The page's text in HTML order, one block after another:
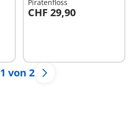
Piratenfloss
CHF 29,90
In den Warenkorb
1 von 2